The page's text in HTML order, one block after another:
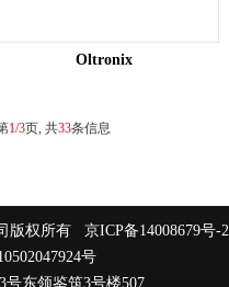
Oltronix​
1/3页, 共33条信息
版权所有 京ICP备14008679号-2
号
东领鉴筑3号楼507